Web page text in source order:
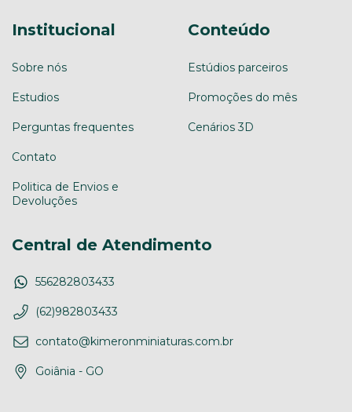
Institucional
Sobre nós
Estudios
Perguntas frequentes
Contato
Politica de Envios e
Devoluções
Conteúdo
Estúdios parceiros
Promoções do mês
Cenários 3D
Central de Atendimento
556282803433
(62)982803433
contato@kimeronminiaturas.com.br
Goiânia - GO